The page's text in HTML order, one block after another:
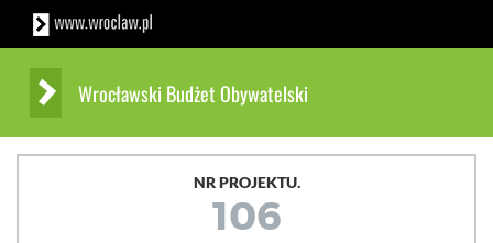
Wrocławski Budżet Obywatelski
NR PROJEKTU.
106